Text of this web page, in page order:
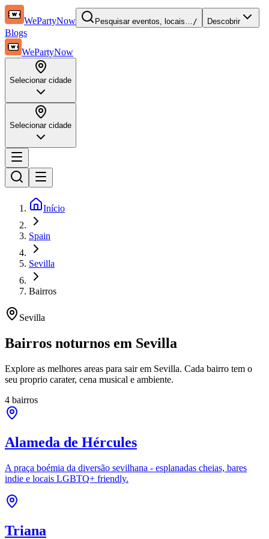
WePartyNow Pesquisar eventos, locais…/ Descobrir
Blogs
WePartyNow
Selecionar cidade
Selecionar cidade
Início
Spain
Sevilla
Bairros
Sevilla
Bairros noturnos em Sevilla
Explore as melhores areas para sair em Sevilla. Cada bairro tem o
seu proprio carater, cena musical e ambiente.
4 bairros
Alameda de Hércules
A praça boémia da diversão sevilhana - esplanadas cheias, bares
indie e locais LGBTQ+ friendly.
Triana